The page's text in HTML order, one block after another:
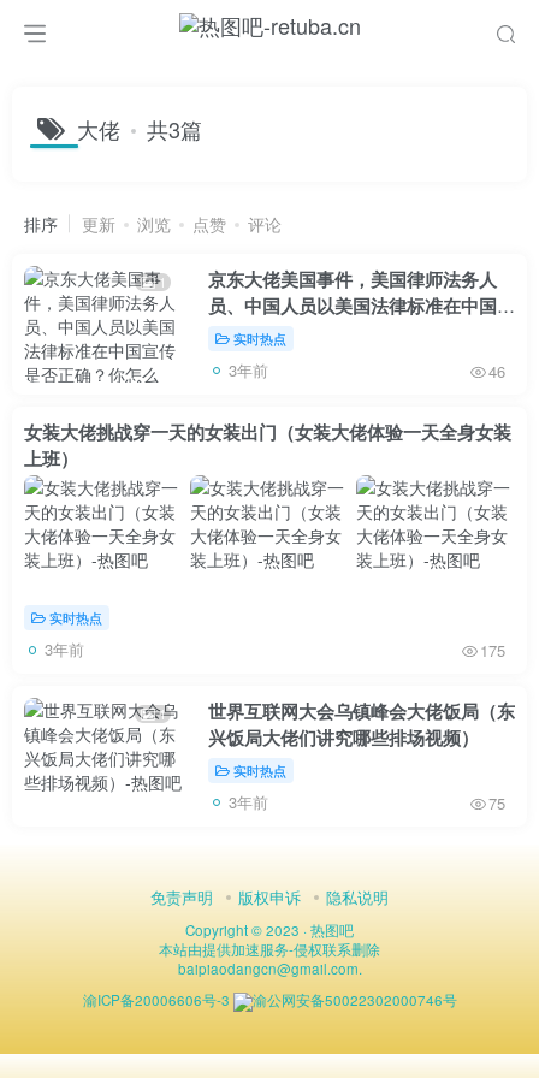
大佬 共3篇
排序 更新 浏览 点赞 评论
1
京东大佬美国事件，美国律师法务人
员、中国人员以美国法律标准在中国宣
传是否正确？你怎么看？
实时热点
3年前 46
女装大佬挑战穿一天的女装出门（女装大佬体验一天全身女装
上班）
实时热点
3年前 175
1
世界互联网大会乌镇峰会大佬饭局（东
兴饭局大佬们讲究哪些排场视频）
实时热点
3年前 75
免责声明 版权申诉 隐私说明
Copyright © 2023 ·热图吧
本站由提供加速服务-侵权联系删除
baipiaodangcn@gmail.com.
渝ICP备20006606号-3
渝公网安备50022302000746号